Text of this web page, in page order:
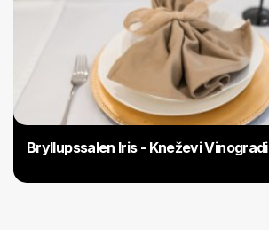
Bryllupssalen Iris - Kneževi Vinogradi